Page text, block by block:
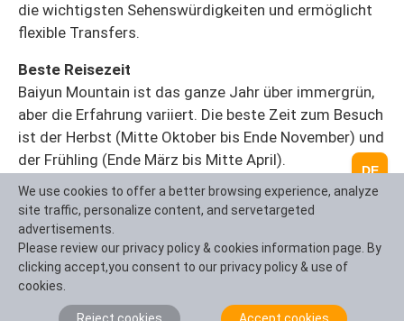
die wichtigsten Sehenswürdigkeiten und ermöglicht
flexible Transfers.
Beste Reisezeit
Baiyun Mountain ist das ganze Jahr über immergrün,
aber die Erfahrung variiert. Die beste Zeit zum Besuch
ist der Herbst (Mitte Oktober bis Ende November) und
der Frühling (Ende März bis Mitte April).
- Herbst (Oktober-November): Das Wetter ist kühl und
die Sicht ist hoch, so dass es die beste Zeit, um Berge
zu klettern, genießen Sie die Aussicht, und bewundern
Sie die bunten Blätter der Glatze Zypressen und
andere Bäume.
- Frühling (März-April): Wildblumen blühen in der
DE
We use cookies to offer a better browsing experience, analyze
site traffic, personalize content, and servetargeted
advertisements.
Please review our privacy policy & cookies information page. By
clicking accept,you consent to our privacy policy & use of
cookies.